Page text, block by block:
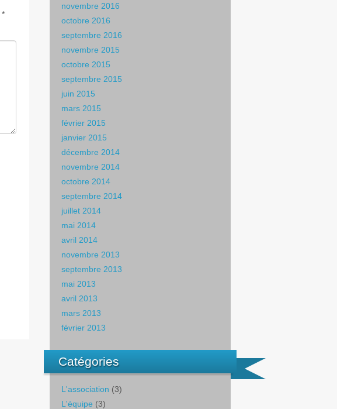
*
novembre 2016
octobre 2016
septembre 2016
novembre 2015
octobre 2015
septembre 2015
juin 2015
mars 2015
février 2015
janvier 2015
décembre 2014
novembre 2014
octobre 2014
septembre 2014
juillet 2014
mai 2014
avril 2014
novembre 2013
septembre 2013
mai 2013
avril 2013
mars 2013
février 2013
Catégories
L'association (3)
L'équipe (3)